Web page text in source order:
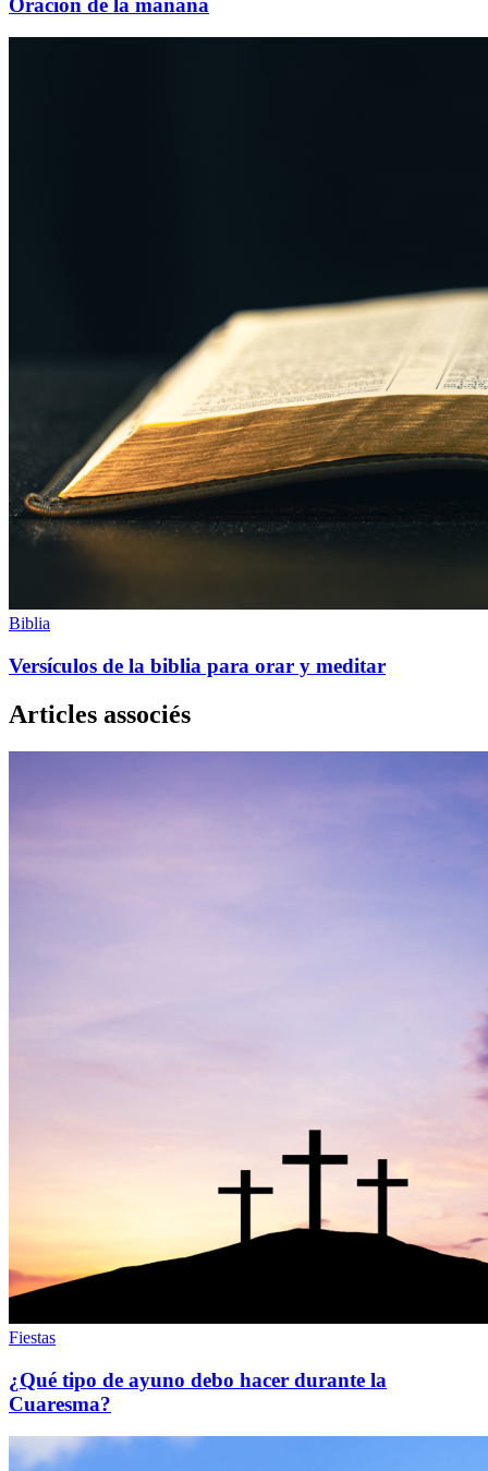
Oración de la mañana
Biblia
Versículos de la biblia para orar y meditar
Articles associés
Fiestas
¿Qué tipo de ayuno debo hacer durante la
Cuaresma?